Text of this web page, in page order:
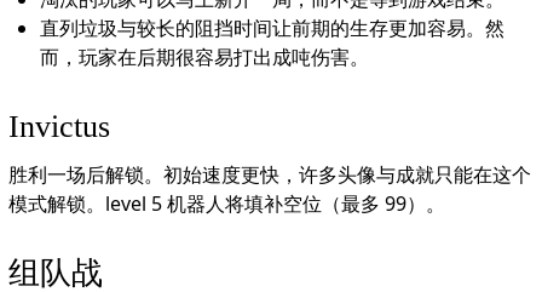
直列垃圾与较长的阻挡时间让前期的生存更加容易。然
而，玩家在后期很容易打出成吨伤害。
Invictus
胜利一场后解锁。初始速度更快，许多头像与成就只能在这个
模式解锁。level 5 机器人将填补空位（最多 99）。
组队战